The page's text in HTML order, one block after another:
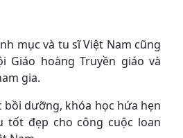
mục và tu sĩ Việt Nam cũng
Giáo hoàng Truyền giáo và
gia.
dưỡng, khóa học hứa hẹn
tốt đẹp cho công cuộc loan